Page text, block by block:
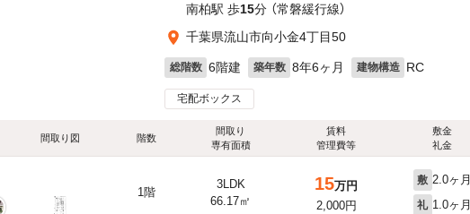
南柏駅 歩15分 （常磐緩行線）
千葉県流山市向小金4丁目50
総階数 6階建 築年数 8年6ヶ月 建物構造 RC
宅配ボックス
間取り図 階数
間取り
専有面積
賃料
管理費等
敷金
礼金
1階
3LDK
66.17㎡
15万円
2,000円
敷 2.0ヶ月
礼 1.0ヶ月